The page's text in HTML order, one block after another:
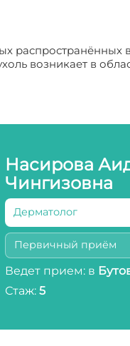
возникает в
Насирова
Чингизовна
Дерматолог
Первичный приём
Ведет прием: в
Стаж: 5